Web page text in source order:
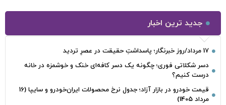
جدید ترین اخبار
17 مرداد/روز خبرنگار؛ پاسداشتِ حقیقت در عصرِ تردید
دسر شکلاتی فوری؛ چگونه یک دسر کافه‌ای خنک و خوشمزه در خانه
درست کنیم؟
قیمت خودرو در بازار آزاد؛ جدول نرخ محصولات ایران‌خودرو و سایپا (16
مرداد 1405)